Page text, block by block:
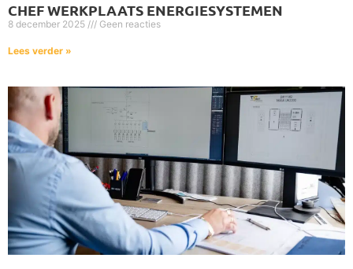
CHEF WERKPLAATS ENERGIESYSTEMEN
8 december 2025 Geen reacties
Lees verder »